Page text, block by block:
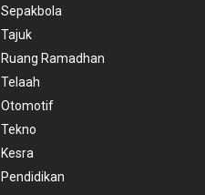
Sepakbola
Tajuk
Ruang Ramadhan
Telaah
Otomotif
Tekno
Kesra
Pendidikan